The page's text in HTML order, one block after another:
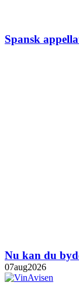
Spansk
Nu kan du
07aug2026